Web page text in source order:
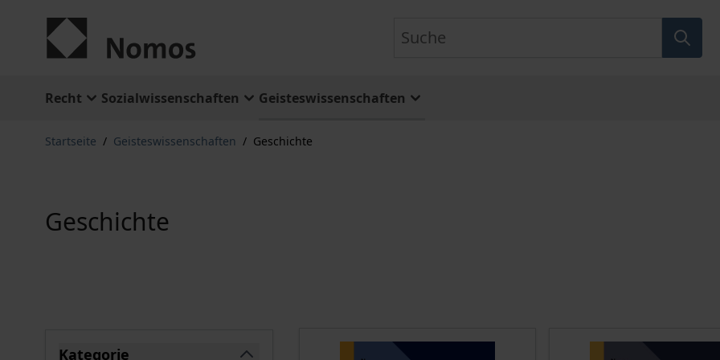
Recht Sozialwissenschaften Geisteswissenschaften
Startseite / Geisteswissenschaften / Geschichte
Geschichte
Kategorie